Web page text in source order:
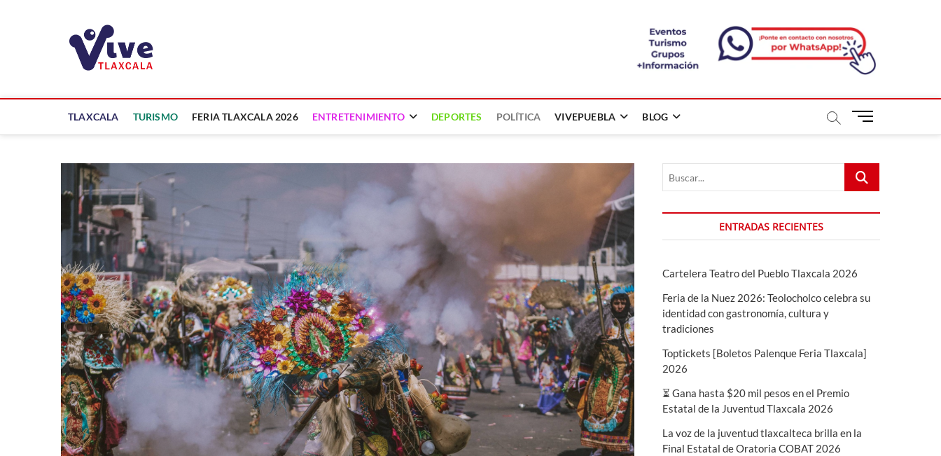
TLAXCALA TURISMO FERIA TLAXCALA 2026 ENTRETENIMIENTO DEPORTES POLÍTICA VIVEPUEBLA BLOG
B
ó
n
d
e
Buscar...
ENTRADAS RECIENTES
Cartelera Teatro del Pueblo Tlaxcala 2026
Feria de la Nuez 2026: Teolocholco celebra su
identidad con gastronomía, cultura y
tradiciones
Toptickets [Boletos Palenque Feria Tlaxcala]
2026
⏳ Gana hasta $20 mil pesos en el Premio
Estatal de la Juventud Tlaxcala 2026
La voz de la juventud tlaxcalteca brilla en la
Final Estatal de Oratoria COBAT 2026